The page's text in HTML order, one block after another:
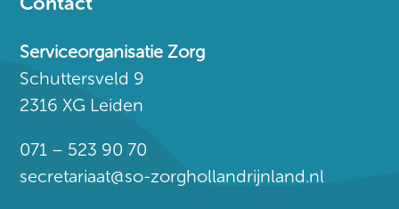
Serviceorganisatie Zorg
Schuttersveld 9
2316 XG Leiden
071 – 523 90 70
secretariaat@so-zorghollandrijnland.nl